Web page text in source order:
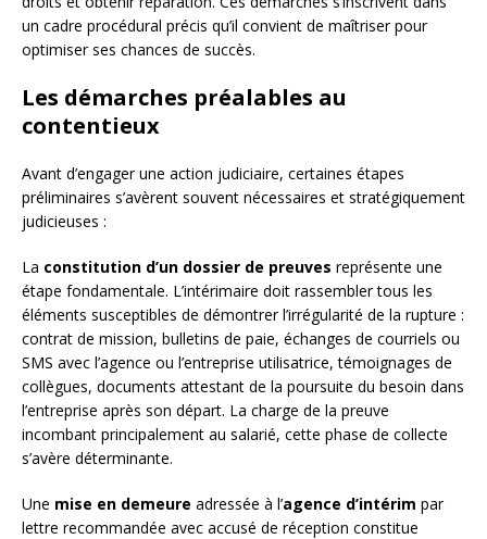
un cadre procédural précis qu’il convient de maîtriser pour
optimiser ses chances de succès.
Les démarches préalables au
contentieux
Avant d’engager une action judiciaire, certaines étapes
préliminaires s’avèrent souvent nécessaires et stratégiquement
judicieuses :
La constitution d’un dossier de preuves représente une
étape fondamentale. L’intérimaire doit rassembler tous les
éléments susceptibles de démontrer l’irrégularité de la rupture :
contrat de mission, bulletins de paie, échanges de courriels ou
SMS avec l’agence ou l’entreprise utilisatrice, témoignages de
collègues, documents attestant de la poursuite du besoin dans
l’entreprise après son départ. La charge de la preuve
incombant principalement au salarié, cette phase de collecte
s’avère déterminante.
Une mise en demeure adressée à l’agence d’intérim par
lettre recommandée avec accusé de réception constitue